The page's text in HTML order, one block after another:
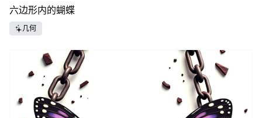
六边形内的蝴蝶
几何